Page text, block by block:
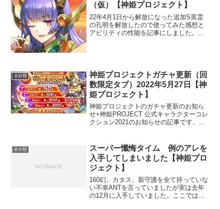
（仮）【神姫プロジェクト】
22年4月1日から解放になった追加S英霊
の孔明を解放したので使ってみた感想と
アビリティの性能を記事にしました。使
未分類
神姫プロジェクトガチャ更新（回
数限定タブ）2022年5月27日【神
姫プロジェクト】
神姫プロジェクトのガチャ更新のお知ら
せ+神姫PROJECT 公式キャラクターコレ
クション2021のお知らせの記事です。更
（神姫コイン）【神姫プロジェクト】
SSR確...
未分類
スーパー懺悔タイム 例のアレを
入手してしまいました【神姫プロ
ジェクト】
160幻、カタス、新守護を全て持っていな
い不幸ANTを言っていましたが実は去年
の12月に入手していました。ここではカ